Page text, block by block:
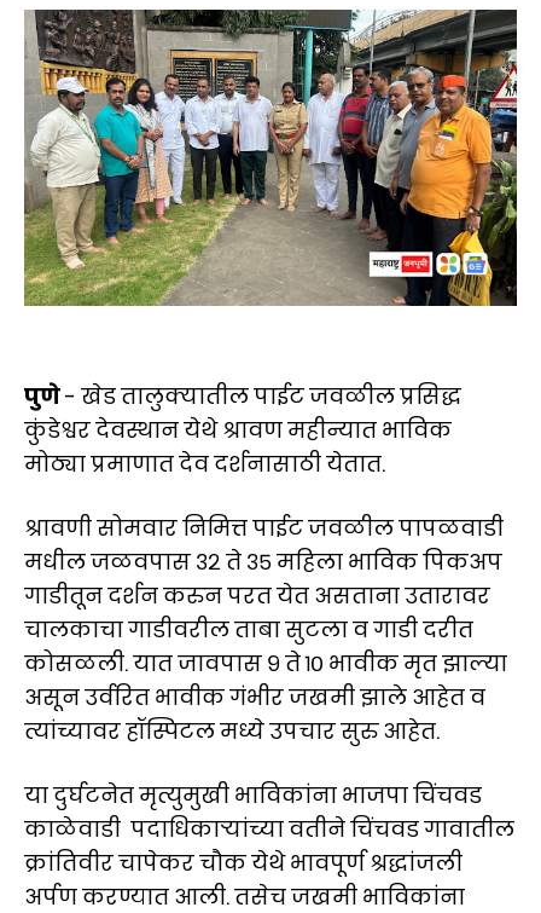
पुणे- खेड तालुक्यातील पाईट जवळील प्रसिद्ध
कुंडेश्वर देवस्थान येथे श्रावण महीन्यात भाविक
मोठ्या प्रमाणात देव दर्शनासाठी येतात.
श्रावणी सोमवार निमित्त पाईट जवळील पापळवाडी
मधील जळवपास ३२ ते ३५ महिला भाविक पिकअप
गाडीतून दर्शन करुन परत येत असताना उतारावर
चालकाचा गाडीवरील ताबा सुटला व गाडी दरीत
कोसळली. यात जावपास ९ ते १० भावीक मृत झाल्या
असून उर्वरित भावीक गंभीर जखमी झाले आहेत व
त्यांच्यावर हॉस्पिटल मध्ये उपचार सुरु आहेत.
या दुर्घटनेत मृत्युमुखी भाविकांना भाजपा चिंचवड
काळेवाडी पदाधिकाऱ्यांच्या वतीने चिंचवड गावातील
क्रांतिवीर चापेकर चौक येथे भावपूर्ण श्रद्धांजली
अर्पण करण्यात आली. तसेच जखमी भाविकांना